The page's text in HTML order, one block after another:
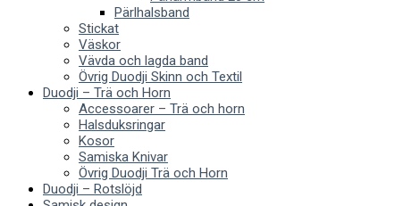
Pärlhalsband
Stickat
Väskor
Vävda och lagda band
Övrig Duodji Skinn och Textil
Duodji – Trä och Horn
Accessoarer – Trä och horn
Halsduksringar
Kosor
Samiska Knivar
Övrig Duodji Trä och Horn
Duodji – Rotslöjd